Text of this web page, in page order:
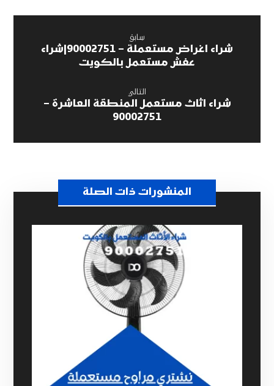
سابق
شراء اغراض مستعملة – 90002751|شراء
عفش مستعمل بالكويت
التالي
شراء اثاث مستعمل المنطقة العاشرة –
90002751
المنشورات ذات الصلة